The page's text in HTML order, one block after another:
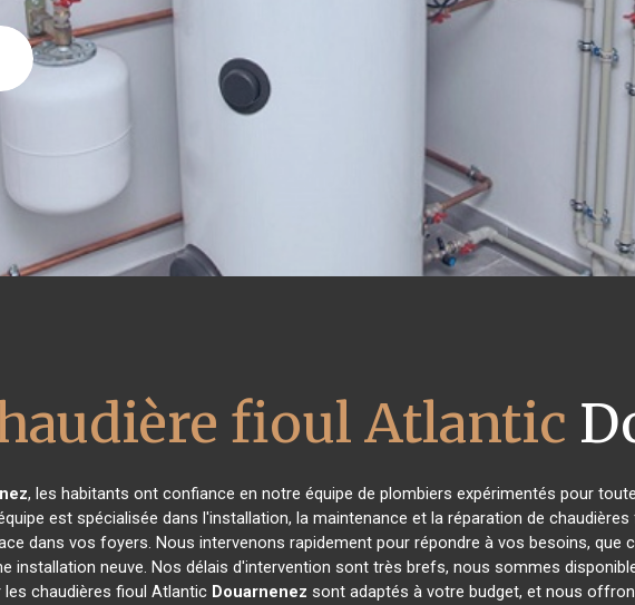
fioul Atlantic
, les habitants ont confiance en notre équipe de plombiers expérimentés pour
est spécialisée dans l'installation, la maintenance et la réparation de
dans vos foyers. Nous intervenons rapidement pour répondre à vos besoins, que
installation neuve. Nos délais d'intervention sont très brefs, nous sommes
chaudières fioul Atlantic Douarnenez sont adaptés à votre budget, et nous